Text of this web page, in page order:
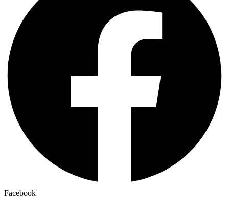
Facebook